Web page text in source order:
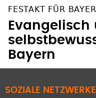
FESTAKT FÜR
Evangelisch
Bayern
SOZIALE NETZWERKE